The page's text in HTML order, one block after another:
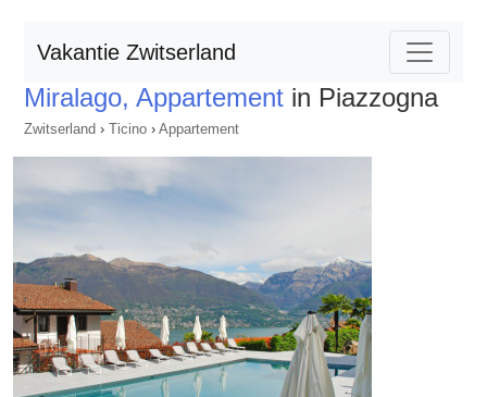
Vakantie Zwitserland
Miralago, Appartement in Piazzogna
Zwitserland › Ticino › Appartement